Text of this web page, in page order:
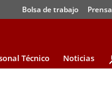
Bolsa de trabajo Prensa
Técnico Noticias